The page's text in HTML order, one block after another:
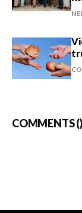
COMMENTS ()